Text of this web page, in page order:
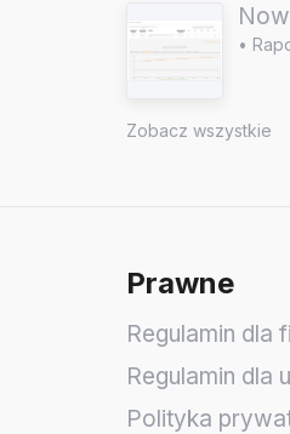
•
Zobacz wszystkie
Prawne
Regulamin dla
Regulamin dla
Polityka